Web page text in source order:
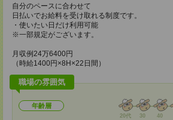
自分のペースに合わせて
日払いでお給料を受け取れる制度です。
・使いたい日だけ利用可能
※一部規定がございます。
月収例24万6400円
（時給1400円×8H×22日間）
職場の雰囲気
年齢層
20代 30 40